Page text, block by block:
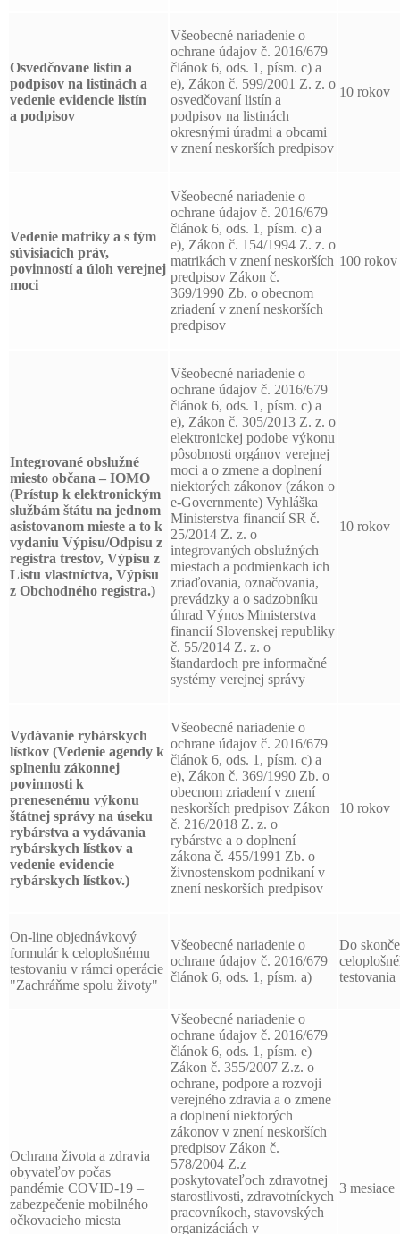
Osvedčovane listín a
podpisov na listinách a
vedenie evidencie listín
a podpisov
Všeobecné nariadenie o
ochrane údajov č. 2016/679
článok 6, ods. 1, písm. c) a
e), Zákon č. 599/2001 Z. z. o
osvedčovaní listín a
podpisov na listinách
okresnými úradmi a obcami
v znení neskorších predpisov
10 rokov
Vedenie matriky a s tým
súvisiacich práv,
povinností a úloh verejnej
moci
Všeobecné nariadenie o
ochrane údajov č. 2016/679
článok 6, ods. 1, písm. c) a
e), Zákon č. 154/1994 Z. z. o
matrikách v znení neskorších
predpisov Zákon č.
369/1990 Zb. o obecnom
zriadení v znení neskorších
predpisov
100 rokov
Integrované obslužné
miesto občana – IOMO
(Prístup k elektronickým
službám štátu na jednom
asistovanom mieste a to k
vydaniu Výpisu/Odpisu z
registra trestov, Výpisu z
Listu vlastníctva, Výpisu
z Obchodného registra.)
Všeobecné nariadenie o
ochrane údajov č. 2016/679
článok 6, ods. 1, písm. c) a
e), Zákon č. 305/2013 Z. z. o
elektronickej podobe výkonu
pôsobnosti orgánov verejnej
moci a o zmene a doplnení
niektorých zákonov (zákon o
e-Governmente) Vyhláška
Ministerstva financií SR č.
25/2014 Z. z. o
integrovaných obslužných
miestach a podmienkach ich
zriaďovania, označovania,
prevádzky a o sadzobníku
úhrad Výnos Ministerstva
financií Slovenskej republiky
č. 55/2014 Z. z. o
štandardoch pre informačné
systémy verejnej správy
10 rokov
Vydávanie rybárskych
lístkov (Vedenie agendy k
splneniu zákonnej
povinnosti k
prenesenému výkonu
štátnej správy na úseku
rybárstva a vydávania
rybárskych lístkov a
vedenie evidencie
rybárskych lístkov.)
Všeobecné nariadenie o
ochrane údajov č. 2016/679
článok 6, ods. 1, písm. c) a
e), Zákon č. 369/1990 Zb. o
obecnom zriadení v znení
neskorších predpisov Zákon
č. 216/2018 Z. z. o
rybárstve a o doplnení
zákona č. 455/1991 Zb. o
živnostenskom podnikaní v
znení neskorších predpisov
10 rokov
On-line objednávkový
formulár k celoplošnému
testovaniu v rámci operácie
"Zachráňme spolu životy"
Všeobecné nariadenie o
ochrane údajov č. 2016/679
článok 6, ods. 1, písm. a)
Do
testovania
Ochrana života a zdravia
obyvateľov počas
pandémie COVID-19 –
zabezpečenie mobilného
očkovacieho miesta
Všeobecné nariadenie o
ochrane údajov č. 2016/679
článok 6, ods. 1, písm. e)
Zákon č. 355/2007 Z.z. o
ochrane, podpore a rozvoji
verejného zdravia a o zmene
a doplnení niektorých
zákonov v znení neskorších
predpisov Zákon č.
578/2004 Z.z
poskytovateľoch zdravotnej
starostlivosti, zdravotníckych
pracovníkoch, stavovských
organizáciách v
3 mesiace